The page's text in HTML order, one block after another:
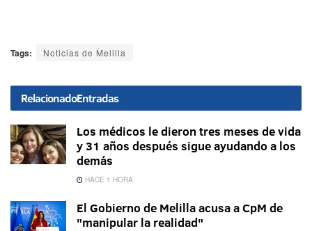
Tags: Noticias de Melilla
RelacionadoEntradas
Los médicos le dieron tres meses de vida
y 31 años después sigue ayudando a los
demás
HACE 1 HORA
El Gobierno de Melilla acusa a CpM de
"manipular la realidad"